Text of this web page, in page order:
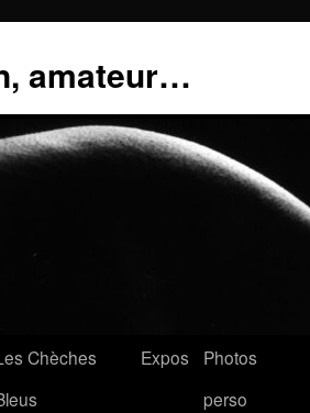
amateur…
Chèches
Expos
Photos
perso